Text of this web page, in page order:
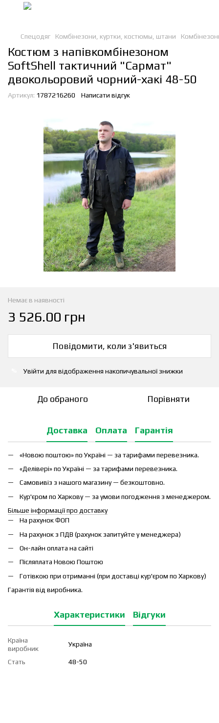
Спецодяг Комбінезони, куртки, костюмы, штани
Костюм з напівкомбінезоном
SoftShell тактичний "Сармат"
двокольоровий чорний-хакі 48-50
Артикул: 1787216260 Написати відгук
Немає в наявності
3 526.00 грн
Повідомити, коли з'явиться
Увійти для відображення накопичувальної знижки
До обраного Порівняти
Доставка Оплата Гарантія
«Новою поштою» по Україні — за тарифами перевезника.
«Делівері» по Україні — за тарифами перевезника.
Самовивіз з нашого магазину — безкоштовно.
Кур'єром по Харкову — за умови погодження з менеджером.
Більше інформації про доставку
На рахунок ФОП
На рахунок з ПДВ (рахунок запитуйте у менеджера)
Он-лайн оплата на сайті
Післяплата Новою Поштою
Готівкою при отриманні (при доставці кур'єром по Харкову)
Гарантія від виробника.
Характеристики Відгуки
Країна
виробник
Україна
Стать 48-50